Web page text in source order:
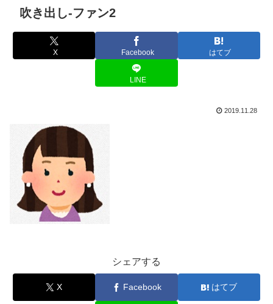
吹き出し-ファン2
X Facebook はてブ
LINE
2019.11.28
シェアする
X Facebook はてブ